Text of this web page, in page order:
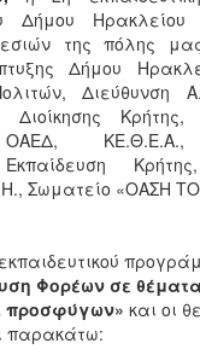
Δήμου
της πόλης μας
Δήμου
Διεύθυνση
Διοίκησης
ΚΕ.Θ.Ε.Α.,
Σωματείο «ΟΑΣΗ
Φορέων σε θέματα
προσφύγων» και οι
παρακάτω: